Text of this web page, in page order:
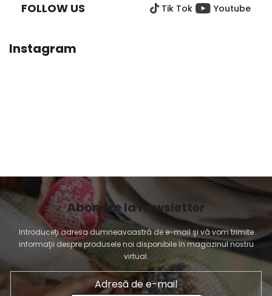
r
FOLLOW US Tik Tok Youtube
Instagram
Abonare la newsletter
Introduceţi adresa dumneavoastră de e-mail şi vă vom trimite
informaţii despre produsele noi disponibile în magazinul nostru
virtual.
Adresă de e-mail